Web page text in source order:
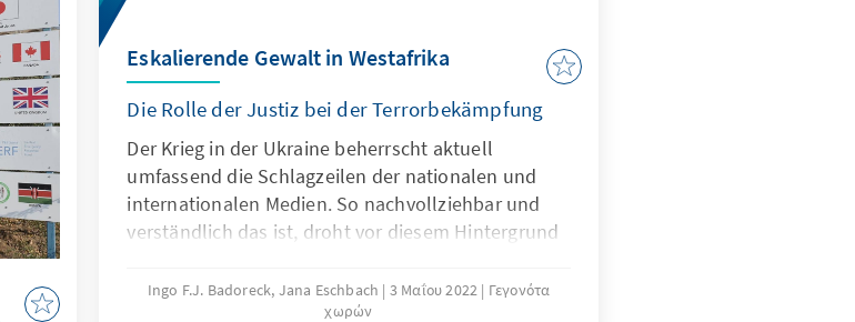
Eskalierende Gewalt in Westafrika
Die Rolle der Justiz bei der Terrorbekämpfung
Der Krieg in der Ukraine beherrscht aktuell
umfassend die Schlagzeilen der nationalen und
internationalen Medien. So nachvollziehbar und
verständlich das ist, droht vor diesem Hintergrund
Sicherheitssituation in West- und Zentralafrika aus
der öffentlichen Wahrnehmung zu verschwinden -
Ingo F.J. Badoreck, Jana Eschbach 3 Μαΐου 2022
Γεγονότα
χωρών